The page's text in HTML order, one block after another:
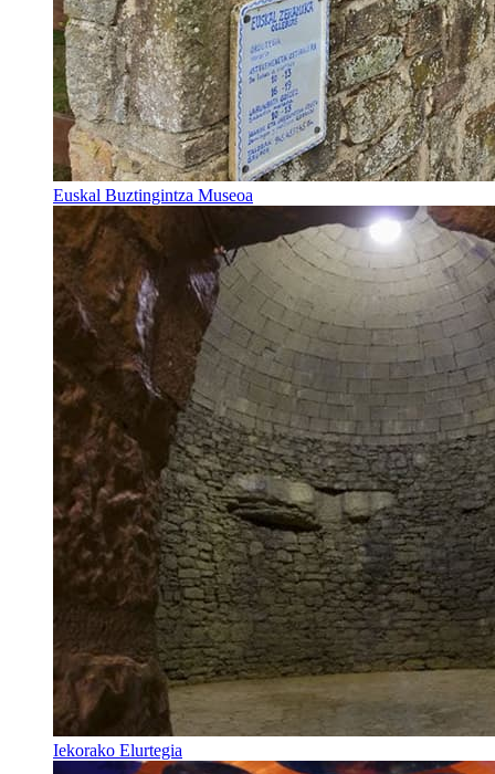
Euskal Buztingintza Museoa
Iekorako Elurtegia